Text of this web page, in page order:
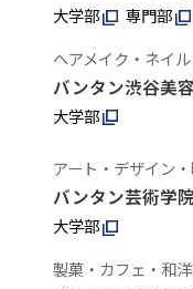
大学部 専門部
ヘアメイク・ネイ
バンタン渋谷美
大学部
アート・デザイン
バンタン芸術学院
大学部
製菓・カフェ・和